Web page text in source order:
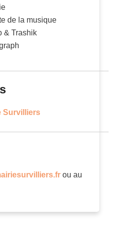
de la musique
& Trashik
Survilliers
ou au